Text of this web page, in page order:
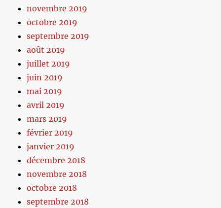
novembre 2019
octobre 2019
septembre 2019
août 2019
juillet 2019
juin 2019
mai 2019
avril 2019
mars 2019
février 2019
janvier 2019
décembre 2018
novembre 2018
octobre 2018
septembre 2018